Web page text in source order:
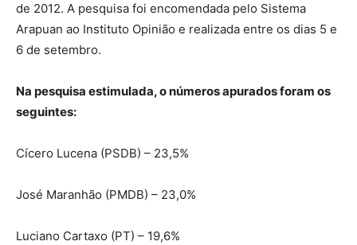
de 2012. A pesquisa foi encomendada pelo Sistema
Arapuan ao Instituto Opinião e realizada entre os dias 5 e
6 de setembro.
Na pesquisa estimulada, o números apurados foram os
seguintes:
Cícero Lucena (PSDB) – 23,5%
José Maranhão (PMDB) – 23,0%
Luciano Cartaxo (PT) – 19,6%